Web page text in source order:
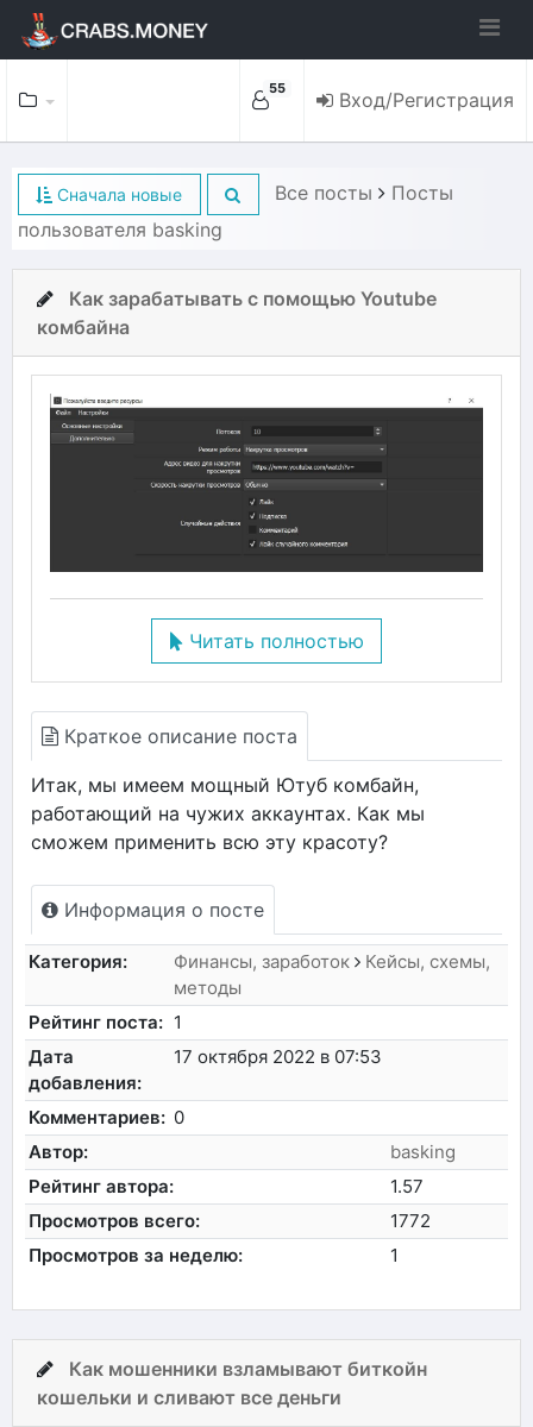
55 Вход/Регистрация
Сначала новые Все посты
Посты
пользователя basking
Как зарабатывать с помощью Youtube
комбайна
Читать полностью
Краткое описание поста
Итак, мы имеем мощный Ютуб комбайн,
работающий на чужих аккаунтах. Как мы
сможем применить всю эту красоту?
Информация о посте
Категория: Финансы, заработок
Кейсы, схемы,
методы
Рейтинг поста: 1
Дата
добавления:
17 октября 2022 в 07:53
Комментариев: 0
Автор:
basking
Рейтинг автора:
1.57
Просмотров всего:
1772
Просмотров за неделю:
1
Как мошенники взламывают биткойн
кошельки и сливают все деньги